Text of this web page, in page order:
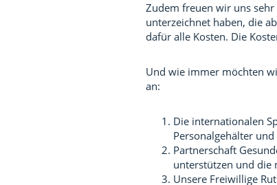
Zudem freuen wir uns
unterzeichnet haben, die
dafür alle Kosten. Die
Und wie immer möchten
an:
Die internationalen
Personalgehälter
Partnerschaft
unterstützen und die
Unsere Freiwillige